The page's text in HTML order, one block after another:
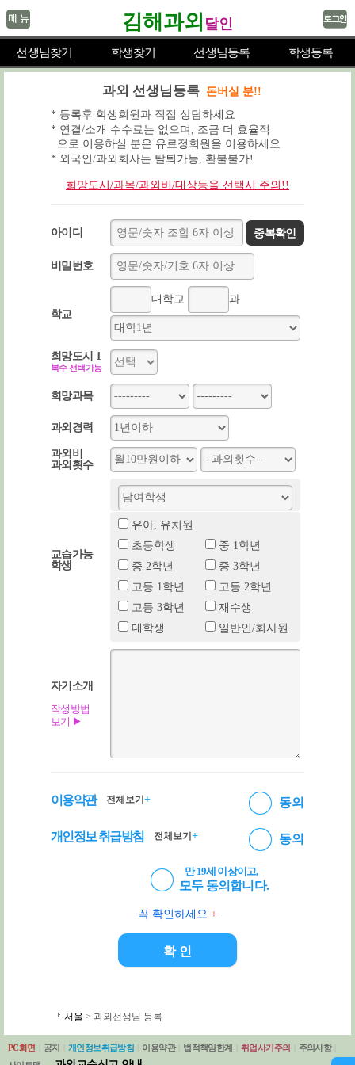
김해과외 달인
선생님찾기 학생찾기 선생님등록 학생등록
과외 선생님등록 돈버실 분!!
* 등록후 학생회원과 직접 상담하세요
* 연결/소개 수수료는 없으며, 조금 더 효율적
으로 이용하실 분은 유료정회원을 이용하세요
* 외국인/과외회사는 탈퇴가능, 환불불가!
희망도시/과목/과외비/대상등을 선택시 주의!!
아이디 중복확인
비밀번호
학교
대학교 과
희망도시 1
복수 선택가능
희망과목
과외경력
과외비
과외횟수
교습가능
학생
유아, 유치원
초등학생
중 1학년
중 2학년
중 3학년
고등 1학년
고등 2학년
고등 3학년
재수생
대학생
일반인/회사원
자기소개
작성방법
보기 ▶
이용약관 전체보기 + 동의
개인정보 취급방침 전체보기 + 동의
만 19세 이상이고,
모두 동의합니다.
꼭 확인하세요 +
서울 > 과외선생님 등록
PC화면 공지 개인정보취급방침 이용약관 법적책임한계 취업사기주의 주의사항